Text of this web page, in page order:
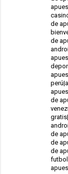
de
de
de
de
de
de